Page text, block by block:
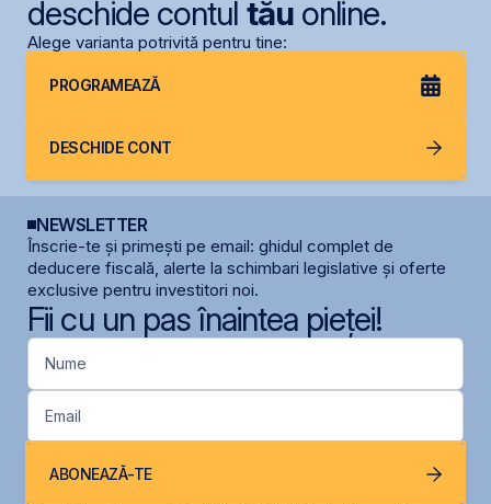
deschide contul tăuonline.
Alege varianta potrivită pentru tine:
PROGRAMEAZĂ
DESCHIDE CONT
NEWSLETTER
Înscrie-te și primești pe email: ghidul complet de
deducere fiscală, alerte la schimbari legislative și oferte
exclusive pentru investitori noi.
Fii cu un pas înaintea pieței!
Nume
Email
ABONEAZĂ-TE